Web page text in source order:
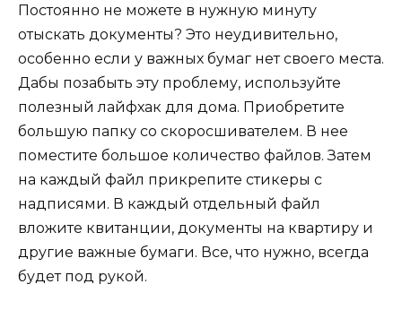
Постоянно не можете в нужную минуту
отыскать документы? Это неудивительно,
особенно если у важных бумаг нет своего места.
Дабы позабыть эту проблему, используйте
полезный лайфхак для дома. Приобретите
большую папку со скоросшивателем. В нее
поместите большое количество файлов. Затем
на каждый файл прикрепите стикеры с
надписями. В каждый отдельный файл
вложите квитанции, документы на квартиру и
другие важные бумаги. Все, что нужно, всегда
будет под рукой.